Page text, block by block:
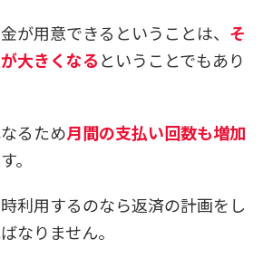
が用意できるということは、 そ
大きくなるということでもあり
るため月間の支払い回数も増加
。
利用するのなら返済の計画をし
なりません。